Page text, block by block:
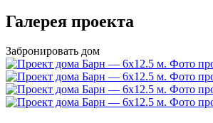
Галерея проекта
Забронировать дом